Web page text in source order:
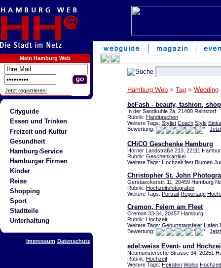
Mein Hamburg Web
Jetzt registrieren!
Cityguide
Essen und Trinken
Freizeit und Kultur
Gesundheit
Hamburg-Service
Hamburger Firmen
Kinder
Reise
Shopping
Sport
Stadtteile
Unterhaltung
Impressum Datenschutz
Hamburg Web > Tag > Wedding
beFash - beauty, fashion,
In der Sandkuhle 2a, 21400 Reinstorf
Rubrik: Handtaschen
Weitere Tags: Stylist Coach Style
Bewertung:
CHiCO Geschenke Hamburg
Horner Landstraße 213, 22111
Rubrik: Geschenkartikel
Weitere Tags: Hochzeit fest Blumen
Christopher St. John
Gerstaeckerstr. 11, 20459 Hamburg
Rubrik: Hochzeitsfotografen
Weitere Tags: Portrait Reportage
Cremon, Feiern am Fleet
Cremon 33-34, 20457 Hamburg
Rubrik: Hochzeit
Weitere Tags: Geburtstagsfeier Hafen
Bewertung:
edel:weiss Event- und
Neumünstersche Strasse 34, 20251
Rubrik: Hochzeit
Weitere Tags: Heiraten Wolke Hochzeit